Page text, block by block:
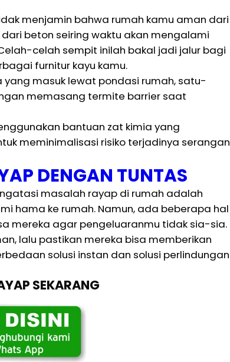
menjamin bahwa rumah kamu aman dari
beton seiring waktu akan mengalami
celah sempit inilah bakal jadi jalur bagi
furnitur kayu kamu.
masuk lewat pondasi rumah, satu-
memasang termite barrier saat
bantuan zat kimia yang
meminimalisasi risiko terjadinya serangan
DENGAN TUNTAS
masalah rayap di rumah adalah
hama ke rumah. Namun, ada beberapa hal
mereka agar pengeluaranmu tidak sia-sia.
lalu pastikan mereka bisa memberikan
solusi instan dan solusi perlindungan
SEKARANG